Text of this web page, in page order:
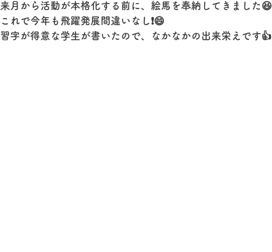
来月から活動が本格化する前に、絵馬を奉納してきました😆
これで今年も飛躍発展間違いなし❗️😄
習字が得意な学生が書いたので、なかなかの出来栄えです👍